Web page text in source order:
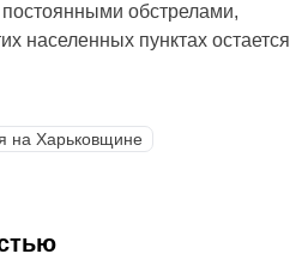
обстрелами,
населенных пунктах остается
на Харьковщине